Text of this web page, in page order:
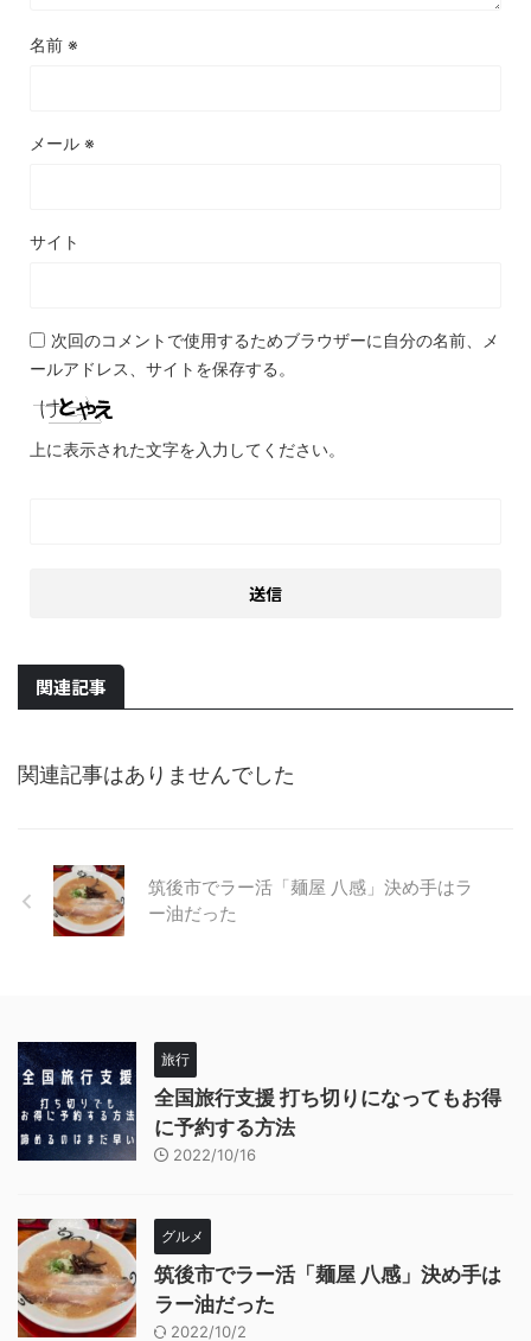
名前 ※
メール ※
サイト
次回のコメントで使用するためブラウザーに自分の名前、メ
ールアドレス、サイトを保存する。
上に表示された文字を入力してください。
関連記事
関連記事はありませんでした
筑後市でラー活「麺屋 八感」決め手はラ
ー油だった
旅行
全国旅行支援 打ち切りになってもお得
に予約する方法
2022/10/16
グルメ
筑後市でラー活「麺屋 八感」決め手は
ラー油だった
2022/10/2